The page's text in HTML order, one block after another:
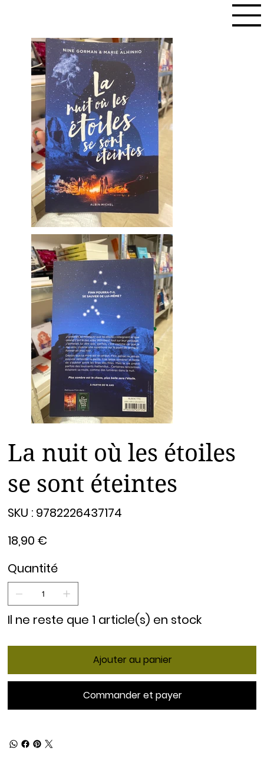
La nuit où les étoiles
se sont éteintes
SKU : 9782226437174
9782226437174
18,90 €
Quantité
Il ne reste que 1 article(s) en stock
Ajouter au panier
Commander et payer